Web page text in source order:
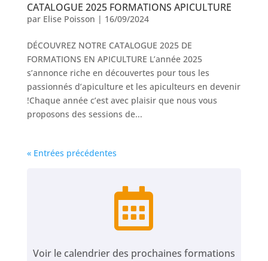
CATALOGUE 2025 FORMATIONS APICULTURE
par Elise Poisson | 16/09/2024
DÉCOUVREZ NOTRE CATALOGUE 2025 DE
FORMATIONS EN APICULTURE L’année 2025
s’annonce riche en découvertes pour tous les
passionnés d’apiculture et les apiculteurs en devenir
!Chaque année c’est avec plaisir que nous vous
proposons des sessions de...
« Entrées précédentes

Voir le calendrier des prochaines formations